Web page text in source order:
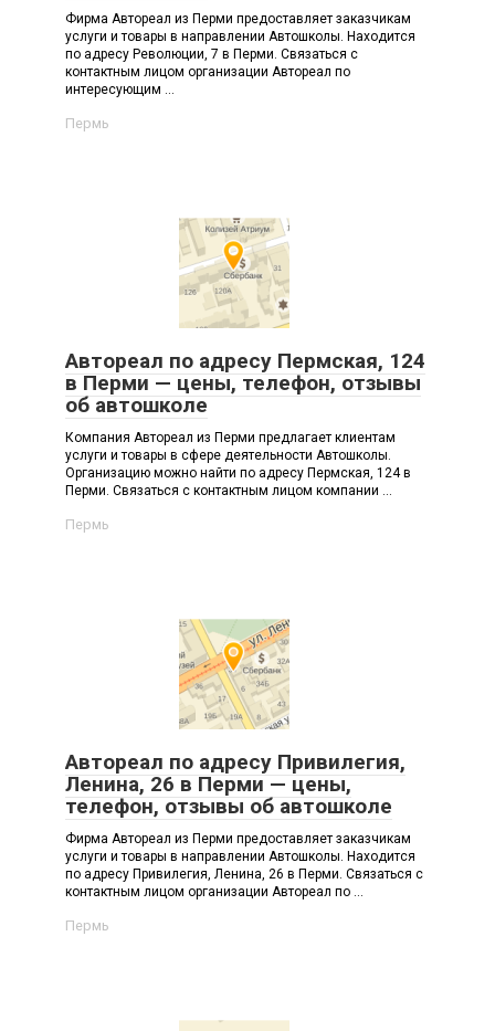
Фирма Автореал из Перми предоставляет заказчикам
услуги и товары в направлении Автошколы. Находится
по адресу Революции, 7 в Перми. Связаться с
контактным лицом организации Автореал по
интересующим ...
Пермь
Автореал по адресу Пермская, 124
в Перми — цены, телефон, отзывы
об автошколе
Компания Автореал из Перми предлагает клиентам
услуги и товары в сфере деятельности Автошколы.
Организацию можно найти по адресу Пермская, 124 в
Перми. Связаться с контактным лицом компании ...
Пермь
Автореал по адресу Привилегия,
Ленина, 26 в Перми — цены,
телефон, отзывы об автошколе
Фирма Автореал из Перми предоставляет заказчикам
услуги и товары в направлении Автошколы. Находится
по адресу Привилегия, Ленина, 26 в Перми. Связаться с
контактным лицом организации Автореал по ...
Пермь